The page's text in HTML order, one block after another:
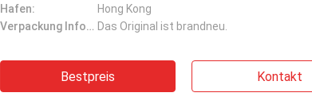
Hafen:
Hong Kong
Verpackung Informationen: Das Original ist brandneu.
Bestpreis Kontakt